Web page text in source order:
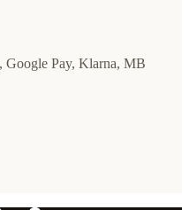
Google Pay, Klarna, MB